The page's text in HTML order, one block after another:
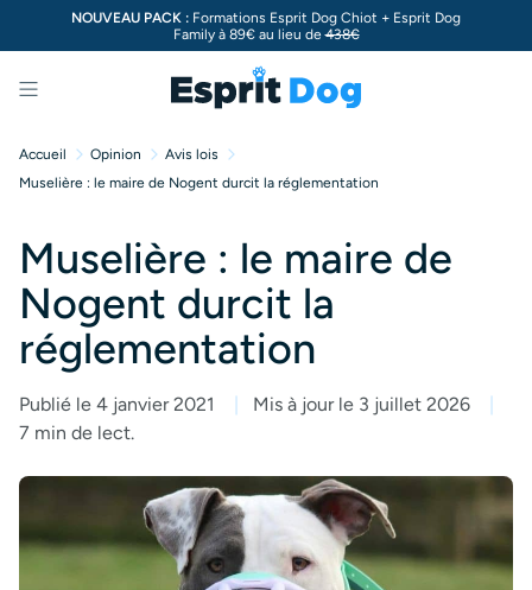
NOUVEAU PACK : Formations Esprit Dog Chiot + Esprit Dog
Family à 89€ au lieu de438€
Menu
Accueil Opinion
Avis lois
Muselière : le maire de Nogent durcit la réglementation
Muselière : le maire de
Nogent durcit la
réglementation
Publié le 4 janvier 2021
Mis à jour le 3 juillet 2026
7 min de lect.